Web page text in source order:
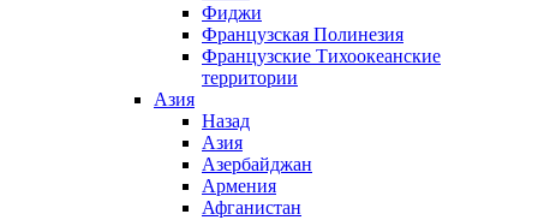
Фиджи
Французская Полинезия
Французские Тихоокеанские
территории
Азия
Назад
Азия
Азербайджан
Армения
Афганистан